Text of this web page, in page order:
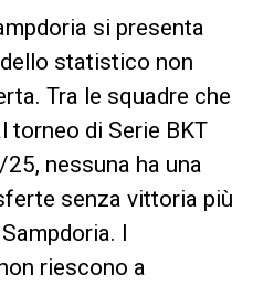
si presenta
statistico non
Tra le squadre che
torneo di Serie BKT
nessuna ha una
senza vittoria più
I
riescono a